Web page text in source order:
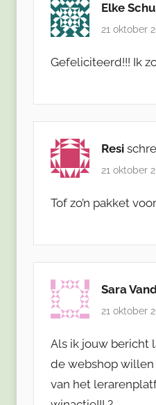
Elke
21 oktober
Gefeliciteerd!!! Ik
Resi
21 oktober
Tof zo’n pakket
Sara
21 oktober
Als ik jouw bericht
de webshop
van het